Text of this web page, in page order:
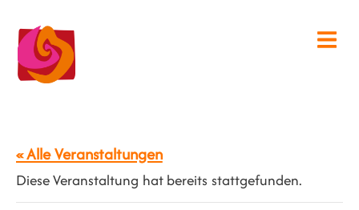
« Alle Veranstaltungen
Diese Veranstaltung hat bereits stattgefunden.